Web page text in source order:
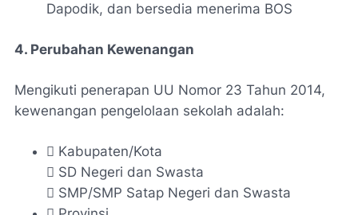
Dapodik, dan bersedia menerima BOS
4. Perubahan Kewenangan
Mengikuti penerapan UU Nomor 23 Tahun 2014,
kewenangan pengelolaan sekolah adalah:
 Kabupaten/Kota
 SD Negeri dan Swasta
 SMP/SMP Satap Negeri dan Swasta